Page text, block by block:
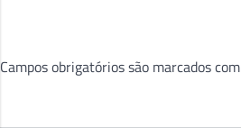
Campos obrigatórios são marcados com